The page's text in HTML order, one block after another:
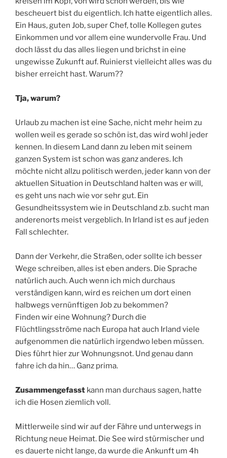
bescheuert bist du eigentlich. Ich hatte eigentlich alles.
Ein Haus, guten Job, super Chef, tolle Kollegen gutes
Einkommen und vor allem eine wundervolle Frau. Und
doch lässt du das alles liegen und brichst in eine
ungewisse Zukunft auf. Ruinierst vielleicht alles was du
bisher erreicht hast. Warum??
Tja, warum?
Urlaub zu machen ist eine Sache, nicht mehr heim zu
wollen weil es gerade so schön ist, das wird wohl jeder
kennen. In diesem Land dann zu leben mit seinem
ganzen System ist schon was ganz anderes. Ich
möchte nicht allzu politisch werden, jeder kann von der
aktuellen Situation in Deutschland halten was er will,
es geht uns nach wie vor sehr gut. Ein
Gesundheitssystem wie in Deutschland z.b. sucht man
anderenorts meist vergeblich. In Irland ist es auf jeden
Fall schlechter.
Dann der Verkehr, die Straßen, oder sollte ich besser
Wege schreiben, alles ist eben anders. Die Sprache
natürlich auch. Auch wenn ich mich durchaus
verständigen kann, wird es reichen um dort einen
halbwegs vernünftigen Job zu bekommen?
Finden wir eine Wohnung? Durch die
Flüchtlingsströme nach Europa hat auch Irland viele
aufgenommen die natürlich irgendwo leben müssen.
Dies führt hier zur Wohnungsnot. Und genau dann
fahre ich da hin… Ganz prima.
Zusammengefasst kann man durchaus sagen, hatte
ich die Hosen ziemlich voll.
Mittlerweile sind wir auf der Fähre und unterwegs in
Richtung neue Heimat. Die See wird stürmischer und
es dauerte nicht lange, da wurde die Ankunft um 4h